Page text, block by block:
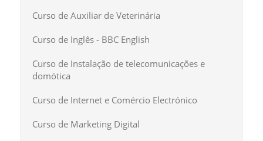
Curso de Auxiliar de Veterinária
Curso de Inglês - BBC English
Curso de Instalação de telecomunicações e
domótica
Curso de Internet e Comércio Electrónico
Curso de Marketing Digital